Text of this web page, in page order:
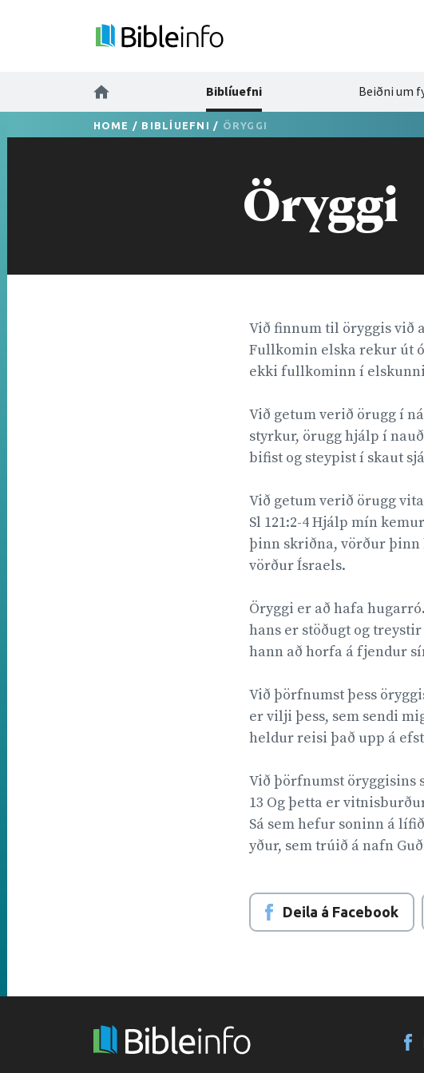
Biblíuefni Beiðni um
HOME / BIBLÍUEFNI / ÖRYGGI
Öryggi
Við finnum til öryggis við
Fullkomin elska rekur út
ekki fullkominn í
Við getum verið örugg í
styrkur, örugg hjálp í
bifist og steypist í skaut
Við getum verið örugg
Sl 121:2-4 Hjálp mín
þinn skriðna, vörður
vörður Ísraels.
Öryggi er að hafa
hans er stöðugt og
hann að horfa á fjendur
Við þörfnumst þess
er vilji þess, sem sendi
heldur reisi það upp á
Við þörfnumst öryggisins
13 Og þetta er
Sá sem hefur soninn á
yður, sem trúið á nafn
Deila á Facebook